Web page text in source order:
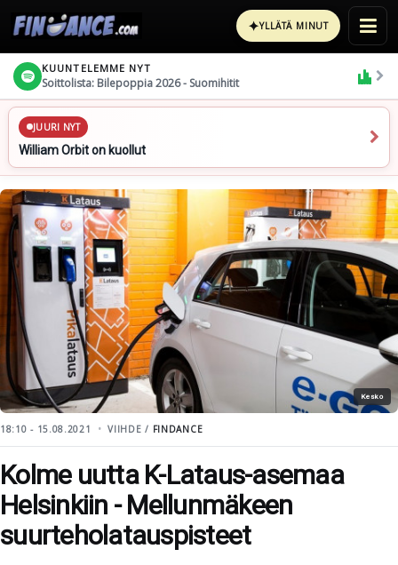
✦YLLÄTÄ MINUT
KUUNTELEMME NYT
Soittolista: Bilepoppia 2026 - Suomihitit
JUURI NYT
William Orbit on kuollut
Kesko
18:10 - 15.08.2021 VIIHDE / FINDANCE
Kolme uutta K-Lataus-asemaa
Helsinkiin - Mellunmäkeen
suurteholatauspisteet